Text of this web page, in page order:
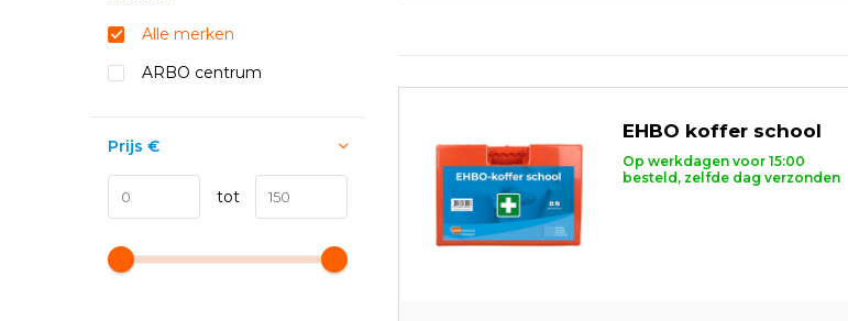
EHBO koffer school
Op werkdagen voor 15:00
besteld, zelfde dag verzonden
Alle merken
ARBO centrum
Prijs €
tot